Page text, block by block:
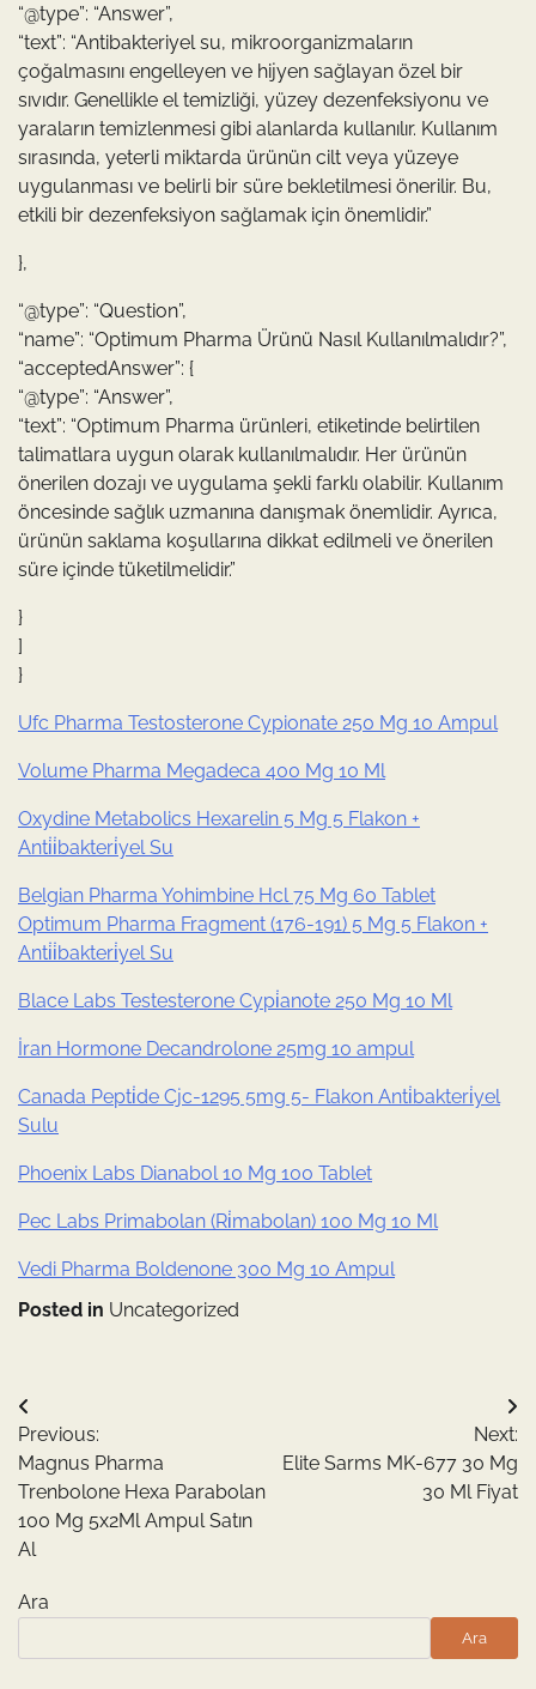
“@type”: “Answer”,
“text”: “Antibakteriyel su, mikroorganizmaların
çoğalmasını engelleyen ve hijyen sağlayan özel bir
sıvıdır. Genellikle el temizliği, yüzey dezenfeksiyonu ve
yaraların temizlenmesi gibi alanlarda kullanılır. Kullanım
sırasında, yeterli miktarda ürünün cilt veya yüzeye
uygulanması ve belirli bir süre bekletilmesi önerilir. Bu,
etkili bir dezenfeksiyon sağlamak için önemlidir.”
},
“@type”: “Question”,
“name”: “Optimum Pharma Ürünü Nasıl Kullanılmalıdır?”,
“acceptedAnswer”: {
“@type”: “Answer”,
“text”: “Optimum Pharma ürünleri, etiketinde belirtilen
talimatlara uygun olarak kullanılmalıdır. Her ürünün
önerilen dozajı ve uygulama şekli farklı olabilir. Kullanım
öncesinde sağlık uzmanına danışmak önemlidir. Ayrıca,
ürünün saklama koşullarına dikkat edilmeli ve önerilen
süre içinde tüketilmelidir.”
}
]
}
Ufc Pharma Testosterone Cypionate 250 Mg 10 Ampul
Volume Pharma Megadeca 400 Mg 10 Ml
Oxydine Metabolics Hexarelin 5 Mg 5 Flakon +
Anti̇i̇bakteri̇yel Su
Belgian Pharma Yohimbine Hcl 75 Mg 60 Tablet
Optimum Pharma Fragment (176-191) 5 Mg 5 Flakon +
Anti̇i̇bakteri̇yel Su
Blace Labs Testesterone Cypi̇anote 250 Mg 10 Ml
İran Hormone Decandrolone 25mg 10 ampul
Canada Pepti̇de Cjc-1295 5mg 5- Flakon Anti̇bakteri̇yel
Sulu
Phoenix Labs Dianabol 10 Mg 100 Tablet
Pec Labs Primabolan (Ri̇mabolan) 100 Mg 10 Ml
Vedi Pharma Boldenone 300 Mg 10 Ampul
Posted in Uncategorized
Yazı
gezinmesi
Previous:
Magnus Pharma
Trenbolone Hexa Parabolan
100 Mg 5x2Ml Ampul Satın
Al
Next:
Elite Sarms MK-677 30 Mg
30 Ml Fiyat
Ara
Ara